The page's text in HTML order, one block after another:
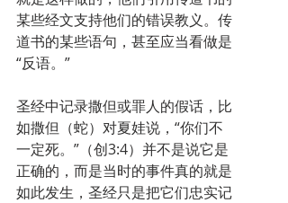
某些经文支持他们的错误教义。传
道书的某些语句，甚至应当看做是
“反语。”
圣经中记录撒但或罪人的假话，比
如撒但（蛇）对夏娃说，“你们不
一定死。”（创3:4）并不是说它是
正确的，而是当时的事件真的就是
如此发生，圣经只是把它们忠实记